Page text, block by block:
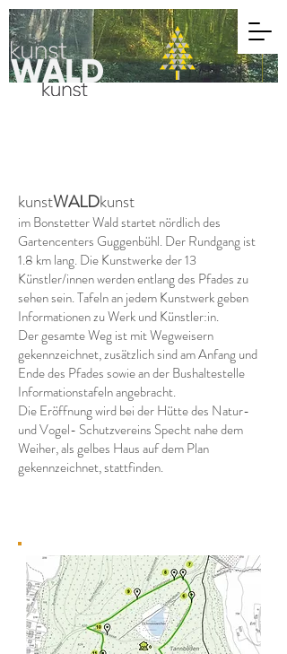
kunstWALDkunst
im Bonstetter Wald startet nördlich des
Gartencenters Guggenbühl. Der Rundgang ist
1.8 km lang. Die Kunstwerke der 13
Künstler/innen werden entlang des Pfades zu
sehen sein. Tafeln an jedem Kunstwerk geben
Informationen zu Werk und Künstler:in.
Der gesamte Weg ist mit Wegweisern
gekennzeichnet, zusätzlich sind am Anfang und
Ende des Pfades sowie an der Bushaltestelle
Informationstafeln angebracht.
Die Eröffnung wird bei der Hütte des Natur-
und Vogel- Schutzvereins Specht nahe dem
Weiher, als gelbes Haus auf dem Plan
gekennzeichnet, stattfinden.